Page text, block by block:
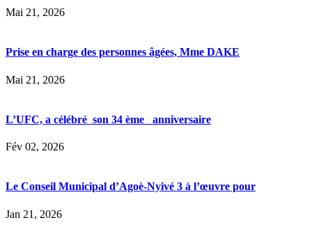
Mai 21, 2026
Prise en charge des personnes âgées, Mme DAKE
Mai 21, 2026
L’UFC, a célébré son 34 ème anniversaire
Fév 02, 2026
Le Conseil Municipal d’Agoè-Nyivé 3 à l’œuvre pour
Jan 21, 2026